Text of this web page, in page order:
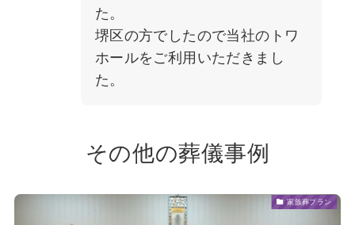
た。
堺区の方でしたので当社のトワ
ホールをご利用いただきまし
た。
その他の葬儀事例
家族葬プラン